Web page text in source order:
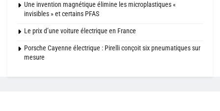
Une invention magnétique élimine les microplastiques «
invisibles » et certains PFAS
Le prix d’une voiture électrique en France
Porsche Cayenne électrique : Pirelli conçoit six pneumatiques sur
mesure